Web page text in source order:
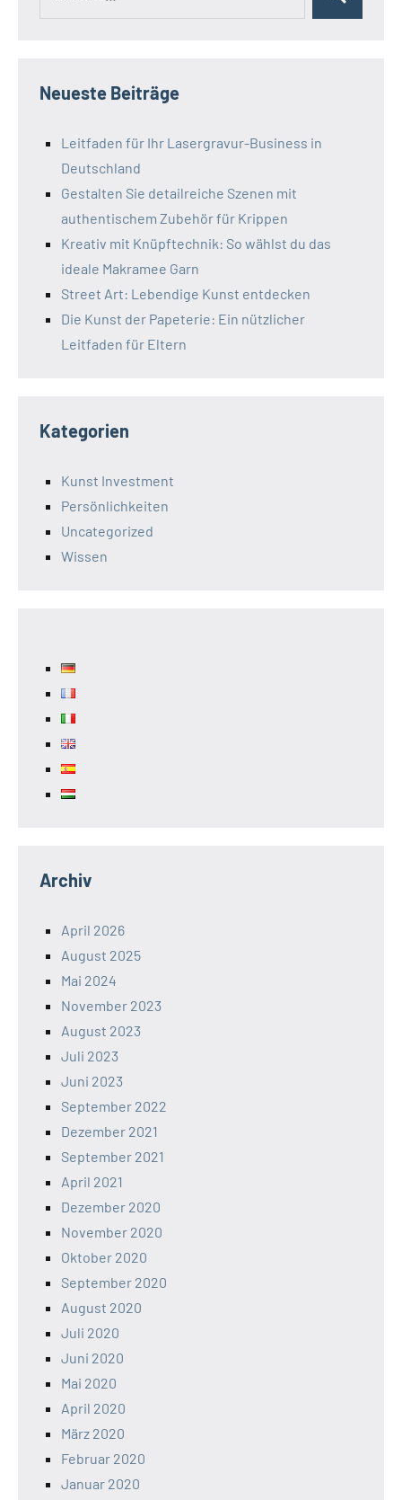
Neueste Beiträge
Leitfaden für Ihr Lasergravur-Business in
Deutschland
Gestalten Sie detailreiche Szenen mit
authentischem Zubehör für Krippen
Kreativ mit Knüpftechnik: So wählst du das
ideale Makramee Garn
Street Art: Lebendige Kunst entdecken
Die Kunst der Papeterie: Ein nützlicher
Leitfaden für Eltern
Kategorien
Kunst Investment
Persönlichkeiten
Uncategorized
Wissen
Archiv
April 2026
August 2025
Mai 2024
November 2023
August 2023
Juli 2023
Juni 2023
September 2022
Dezember 2021
September 2021
April 2021
Dezember 2020
November 2020
Oktober 2020
September 2020
August 2020
Juli 2020
Juni 2020
Mai 2020
April 2020
März 2020
Februar 2020
Januar 2020